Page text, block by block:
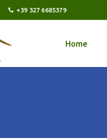
+39 327 6685379
Home